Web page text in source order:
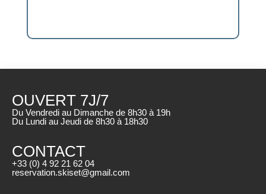
OUVERT 7J/7
Du Vendredi au Dimanche de 8h30 à 19h
Du Lundi au Jeudi de 8h30 à 18h30
CONTACT
+33 (0) 4 92 21 62 04
reservation.skiset@gmail.com